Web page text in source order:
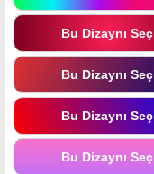
Bu Dizaynı Seç
Bu Dizaynı Seç
Bu Dizaynı Seç
Bu Dizaynı Seç